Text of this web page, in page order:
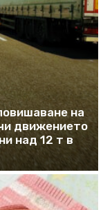
на
движението
над 12 т в